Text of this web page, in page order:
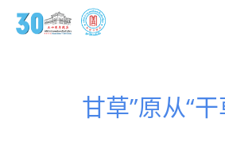
甘草”原从“干